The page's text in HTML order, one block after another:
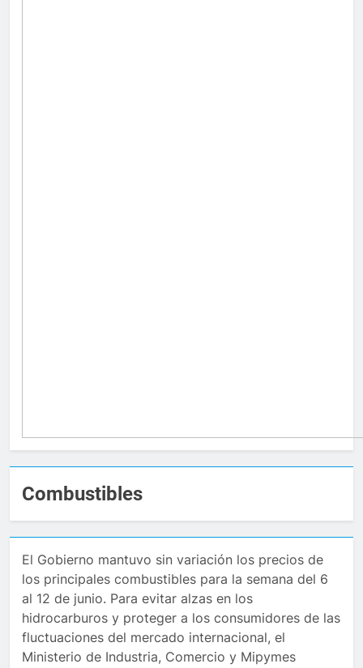
Combustibles
El Gobierno mantuvo sin variación los precios de
los principales combustibles para la semana del 6
al 12 de junio. Para evitar alzas en los
hidrocarburos y proteger a los consumidores de las
fluctuaciones del mercado internacional, el
Ministerio de Industria, Comercio y Mipymes